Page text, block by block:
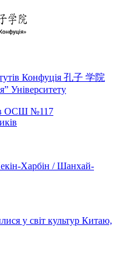
Конфуція 孔子 学院
Університету
в ОСШ №117
Харбін / Шанхай-
у світ культур Китаю,